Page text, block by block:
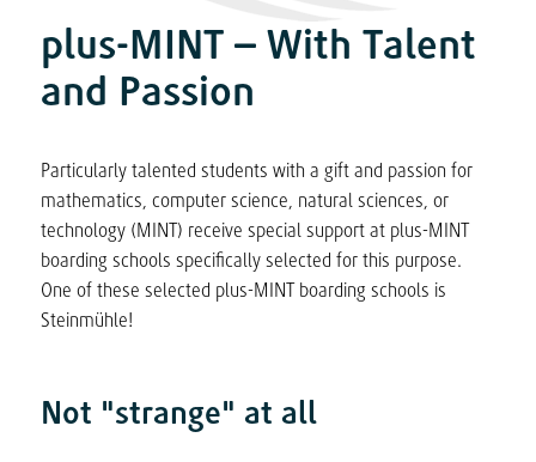
plus-MINT – With Talent
and Passion
Particularly talented students with a gift and passion for
mathematics, computer science, natural sciences, or
technology (MINT) receive special support at plus-MINT
boarding schools specifically selected for this purpose.
One of these selected plus-MINT boarding schools is
Steinmühle!
Not "strange" at all